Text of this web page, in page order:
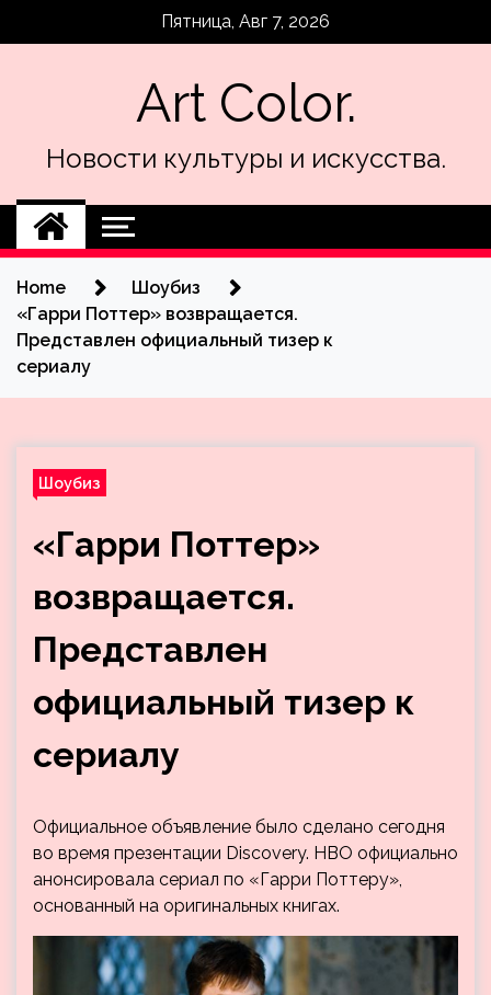
Пятница, Авг 7, 2026
Art Color.
Новости культуры и искусства.
Home
Шоубиз
«Гарри Поттер» возвращается.
Представлен официальный тизер к
сериалу
Шоубиз
«Гарри Поттер»
возвращается.
Представлен
официальный тизер к
сериалу
Официальное объявление было сделано сегодня
во время презентации Discovery. HBO официально
анонсировала сериал по «Гарри Поттеру»,
основанный на оригинальных книгах.